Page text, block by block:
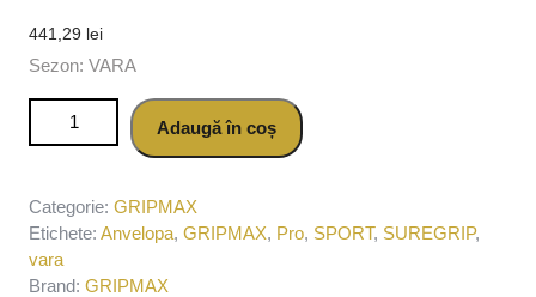
441,29 lei
Sezon: VARA
Cantitate Anvelopa vara GRIPMAX SUREGRIP PRO
SPORT 245/45 R19 102Y
Adaugă în coș
Categorie: GRIPMAX
Etichete: Anvelopa, GRIPMAX, Pro, SPORT, SUREGRIP,
vara
Brand: GRIPMAX